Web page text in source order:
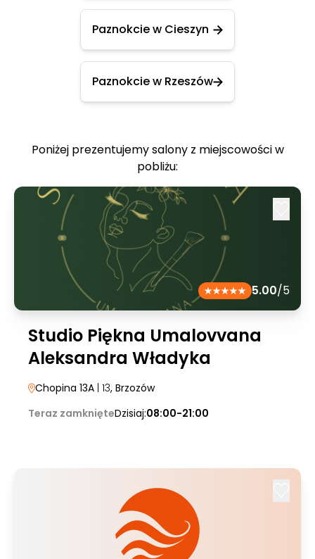
Paznokcie w Cieszyn
Paznokcie w Rzeszów
Poniżej prezentujemy salony z miejscowości w
pobliżu:
5.00/5
Studio Piękna Umalovvana
Aleksandra Władyka
Chopina 13A | 13, Brzozów
Teraz zamknięteDzisiaj:08:00-21:00